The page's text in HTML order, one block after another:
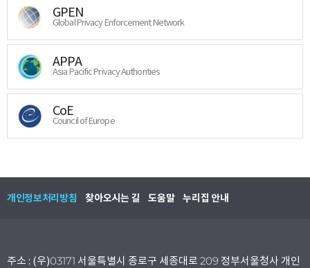
GPEN
Global Privacy Enforcement Network
APPA
Asia Pacific Privacy Authorities
CoE
Council of Europe
개인정보처리방침 찾아오시는 길 도움말 누리집 안내
주소 : (우)03171 서울특별시 종로구 세종대로 209 정부서울청사 개인